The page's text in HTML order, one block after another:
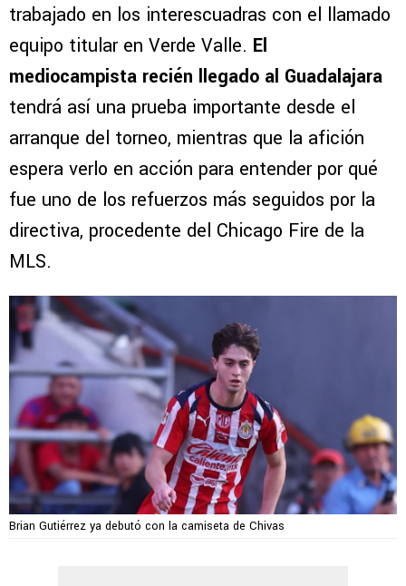
trabajado en los interescuadras con el llamado
equipo titular en Verde Valle. El
mediocampista recién llegado al Guadalajara
tendrá así una prueba importante desde el
arranque del torneo, mientras que la afición
espera verlo en acción para entender por qué
fue uno de los refuerzos más seguidos por la
directiva, procedente del Chicago Fire de la
MLS.
Brian Gutiérrez ya debutó con la camiseta de Chivas